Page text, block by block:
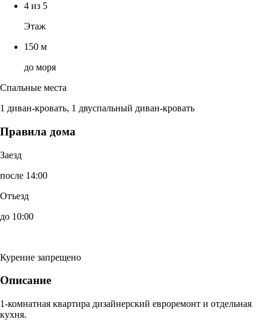
4 из 5
Этаж
150 м
до моря
Спальные места
1 диван-кровать, 1 двуспальный диван-кровать
Правила дома
Заезд
после 14:00
Отъезд
до 10:00
Курение запрещено
Описание
1-комнатная квартира дизайнерский евроремонт и отдельная
кухня.